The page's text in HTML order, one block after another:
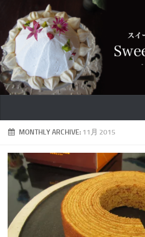
特集
スイーツ
ケーキ
カフェ
バウムクーヘン
MONTHLY ARCHIVE: 11月 2015